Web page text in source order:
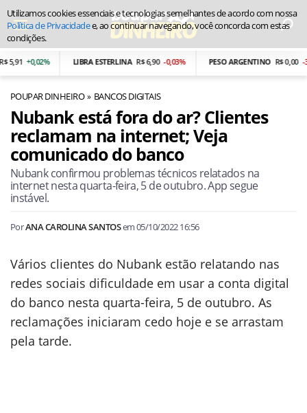
+0,02% LIBRA ESTERLINA R$ 6,90 -0,03% PESO ARGENTINO R$ 0,00 -3,13%
POUPAR DINHEIRO BANCOS DIGITAIS
Nubank está fora do ar? Clientes
reclamam na internet; Veja
comunicado do banco
Nubank confirmou problemas técnicos relatados na
internet nesta quarta-feira, 5 de outubro. App segue
instável.
PorANA CAROLINA SANTOSem05/10/2022 16:56
Vários clientes do Nubank estão relatando nas
redes sociais dificuldade em usar a conta digital
do banco nesta quarta-feira, 5 de outubro. As
reclamações iniciaram cedo hoje e se arrastam
pela tarde.
Utilizamos cookies essenciais e tecnologias semelhantes de acordo com nossa
Política de Privacidadee, ao continuar navegando, você concorda com estas
condições.